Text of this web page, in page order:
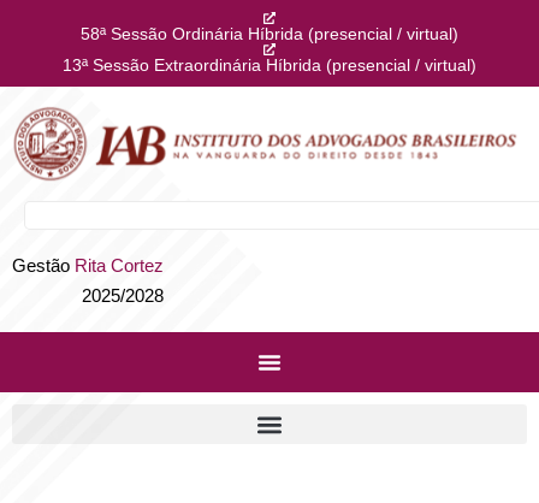
58ª Sessão Ordinária Híbrida (presencial / virtual)
13ª Sessão Extraordinária Híbrida (presencial / virtual)
Gestão Rita Cortez
2025/2028